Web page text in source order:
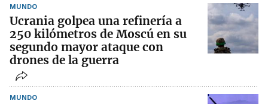
MUNDO
Ucrania golpea una refinería a
250 kilómetros de Moscú en su
segundo mayor ataque con
drones de la guerra
MUNDO